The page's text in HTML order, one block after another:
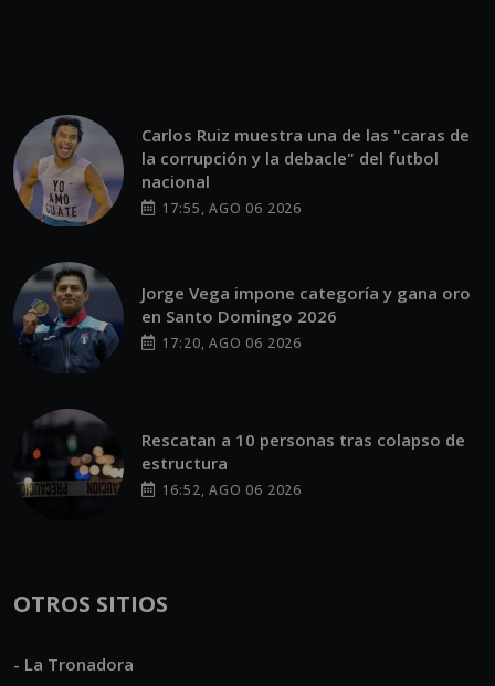
Carlos Ruiz muestra una de las "caras de
la corrupción y la debacle" del futbol
nacional
17:55, AGO 06 2026
Jorge Vega impone categoría y gana oro
en Santo Domingo 2026
17:20, AGO 06 2026
Rescatan a 10 personas tras colapso de
estructura
16:52, AGO 06 2026
OTROS SITIOS
- La Tronadora